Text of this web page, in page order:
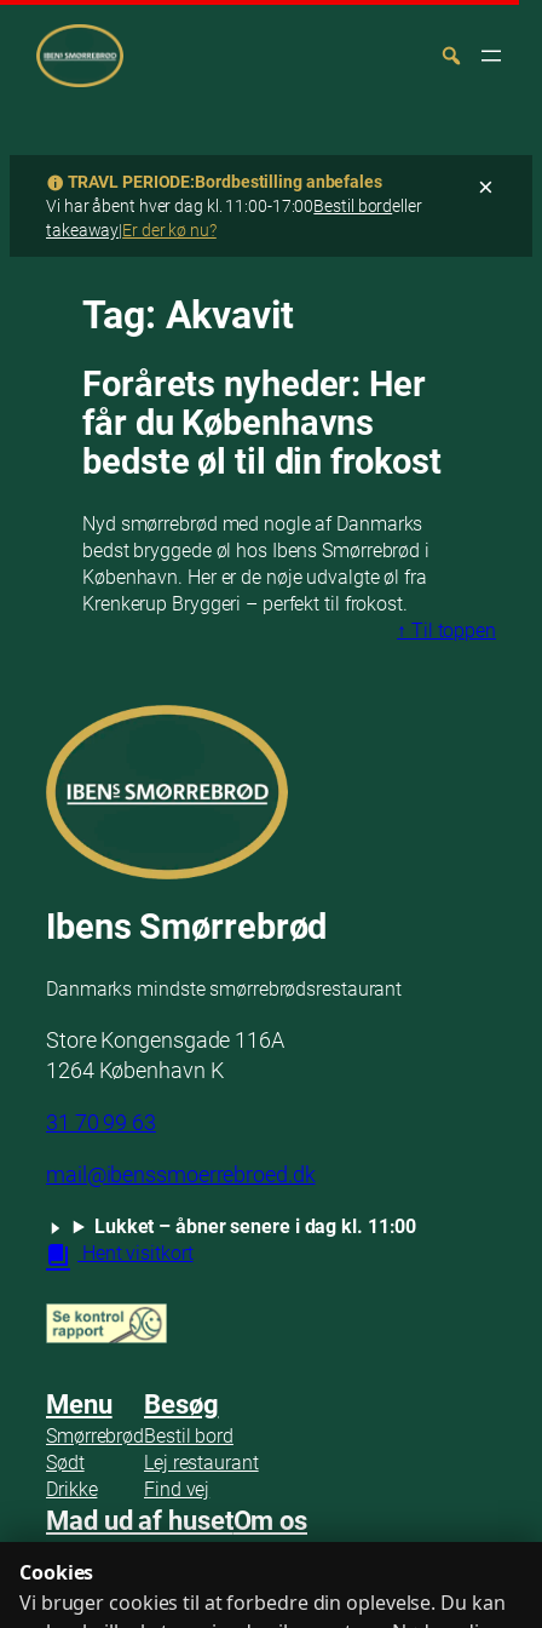
TRAVL PERIODE:Bordbestilling anbefales
Vi har åbent hver dag kl. 11:00-17:00Bestil bordeller
takeaway|Er der kø nu?
×
Tag: Akvavit
Forårets nyheder: Her
får du Københavns
bedste øl til din frokost
Nyd smørrebrød med nogle af Danmarks
bedst bryggede øl hos Ibens Smørrebrød i
København. Her er de nøje udvalgte øl fra
Krenkerup Bryggeri – perfekt til frokost.
↑ Til toppen
Ibens Smørrebrød
Danmarks mindste smørrebrødsrestaurant
Store Kongensgade 116A
1264 København K
31 70 99 63
mail@ibenssmoerrebroed.dk
Lukket – åbner senere i dag kl. 11:00
Hent visitkort
Menu
Smørrebrød
Sødt
Drikke
Besøg
Bestil bord
Lej restaurant
Find vej
Mad ud af huset
Arrangementer
Mødeforplejning
Om os
Kontakt
Cookies
Vi bruger cookies til at forbedre din oplevelse. Du kan